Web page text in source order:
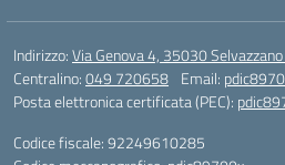
Indirizzo:Via Genova 4, 35030
Centralino:049 720658 Email:
Posta elettronica certificata (PEC):
Codice fiscale: 92249610285